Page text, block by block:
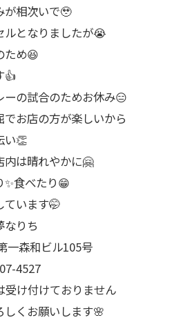
が相次いで🥹
ルとなりましたが😭
ため😆
👍
の試合のためお休み😑
お店の方が楽しいから
い👏
内は晴れやかに🤗
食べたり😁
ています🤭
りち
一森和ビル105号
4527
け付けておりません
しくお願いします🌸